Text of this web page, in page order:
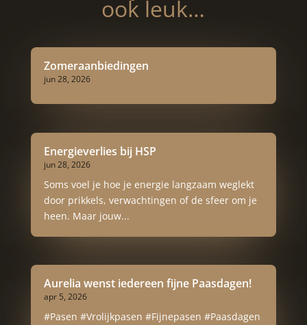
ook leuk…
Zomeraanbiedingen
jun 28, 2026
Energieverlies bij HSP
jun 28, 2026
Soms voel je hoe je energie langzaam weglekt
door prikkels, verwachtingen of de sfeer om je
heen. Maar jouw...
Aurelia wenst iedereen fijne Paasdagen!
apr 5, 2026
#Pasen #Vrolijkpasen #Fijnepasen #Paasdagen